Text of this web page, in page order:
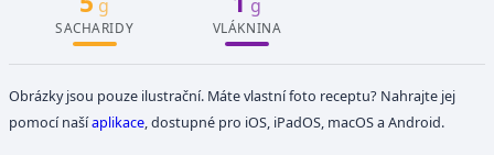
g
SACHARIDY
g
VLÁKNINA
Obrázky jsou pouze ilustrační. Máte vlastní foto receptu? Nahrajte jej
pomocí našíaplikace, dostupné pro iOS, iPadOS, macOS a Android.